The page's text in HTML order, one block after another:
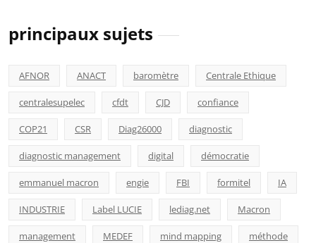
principaux sujets
AFNOR ANACT baromètre Centrale Ethique
centralesupelec cfdt CJD confiance
COP21 CSR Diag26000 diagnostic
diagnostic management digital démocratie
emmanuel macron engie FBI formitel IA
INDUSTRIE Label LUCIE lediag.net Macron
management MEDEF mind mapping méthode